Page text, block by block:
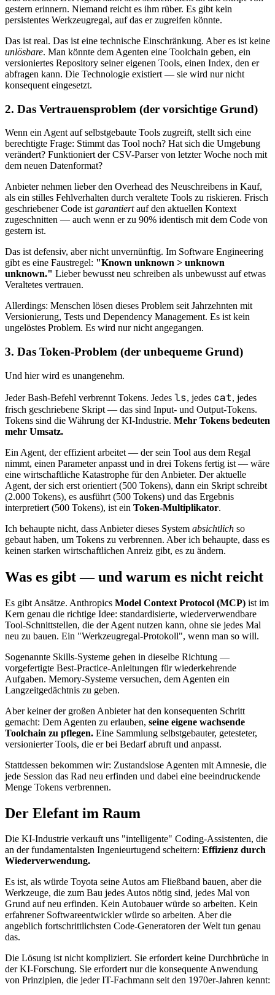
gestern erinnern. Niemand reicht es ihm rüber. Es gibt kein
persistentes Werkzeugregal, auf das er zugreifen könnte.
Das ist real. Das ist eine technische Einschränkung. Aber es ist keine
unlösbare. Man könnte dem Agenten eine Toolchain geben, ein
versioniertes Repository seiner eigenen Tools, einen Index, den er
abfragen kann. Die Technologie existiert — sie wird nur nicht
konsequent eingesetzt.
2. Das Vertrauensproblem (der vorsichtige Grund)
Wenn ein Agent auf selbstgebaute Tools zugreift, stellt sich eine
berechtigte Frage: Stimmt das Tool noch? Hat sich die Umgebung
verändert? Funktioniert der CSV-Parser von letzter Woche noch mit
dem neuen Datenformat?
Anbieter nehmen lieber den Overhead des Neuschreibens in Kauf,
als ein stilles Fehlverhalten durch veraltete Tools zu riskieren. Frisch
geschriebener Code istgarantiertauf den aktuellen Kontext
zugeschnitten — auch wenn er zu 90% identisch mit dem Code von
gestern ist.
Das ist defensiv, aber nicht unvernünftig. Im Software Engineering
gibt es eine Faustregel: "Known unknown > unknown
unknown." Lieber bewusst neu schreiben als unbewusst auf etwas
Veraltetes vertrauen.
Allerdings: Menschen lösen dieses Problem seit Jahrzehnten mit
Versionierung, Tests und Dependency Management. Es ist kein
ungelöstes Problem. Es wird nur nicht angegangen.
3. Das Token-Problem (der unbequeme Grund)
Und hier wird es unangenehm.
Jeder Bash-Befehl verbrennt Tokens. Jedes ls, jedes cat, jedes
frisch geschriebene Skript — das sind Input- und Output-Tokens.
Tokens sind die Währung der KI-Industrie. Mehr Tokens bedeuten
mehr Umsatz.
Ein Agent, der effizient arbeitet — der sein Tool aus dem Regal
nimmt, einen Parameter anpasst und in drei Tokens fertig ist — wäre
eine wirtschaftliche Katastrophe für den Anbieter. Der aktuelle
Agent, der sich erst orientiert (500 Tokens), dann ein Skript schreibt
(2.000 Tokens), es ausführt (500 Tokens) und das Ergebnis
interpretiert (500 Tokens), ist ein Token-Multiplikator.
Ich behaupte nicht, dass Anbieter dieses System absichtlich so
gebaut haben, um Tokens zu verbrennen. Aber ich behaupte, dass es
keinen starken wirtschaftlichen Anreiz gibt, es zu ändern.
Was es gibt — und warum es nicht reicht
Es gibt Ansätze. Anthropics Model Context Protocol (MCP) ist im
Kern genau die richtige Idee: standardisierte, wiederverwendbare
Tool-Schnittstellen, die der Agent nutzen kann, ohne sie jedes Mal
neu zu bauen. Ein "Werkzeugregal-Protokoll", wenn man so will.
Sogenannte Skills-Systeme gehen in dieselbe Richtung —
vorgefertigte Best-Practice-Anleitungen für wiederkehrende
Aufgaben. Memory-Systeme versuchen, dem Agenten ein
Langzeitgedächtnis zu geben.
Aber keiner der großen Anbieter hat den konsequenten Schritt
gemacht: Dem Agenten zu erlauben, seine eigene wachsende
Toolchain zu pflegen. Eine Sammlung selbstgebauter, getesteter,
versionierter Tools, die er bei Bedarf abruft und anpasst.
Stattdessen bekommen wir: Zustandslose Agenten mit Amnesie, die
jede Session das Rad neu erfinden und dabei eine beeindruckende
Menge Tokens verbrennen.
Der Elefant im Raum
Die KI-Industrie verkauft uns "intelligente" Coding-Assistenten, die
an der fundamentalsten Ingenieurtugend scheitern: Effizienz durch
Wiederverwendung.
Es ist, als würde Toyota seine Autos am Fließband bauen, aber die
Werkzeuge, die zum Bau jedes Autos nötig sind, jedes Mal von
Grund auf neu erfinden. Kein Autobauer würde so arbeiten. Kein
erfahrener Softwareentwickler würde so arbeiten. Aber die
angeblich fortschrittlichsten Code-Generatoren der Welt tun genau
das.
Die Lösung ist nicht kompliziert. Sie erfordert keine Durchbrüche in
der KI-Forschung. Sie erfordert nur die konsequente Anwendung
von Prinzipien, die jeder IT-Fachmann seit den 1970er-Jahren kennt: